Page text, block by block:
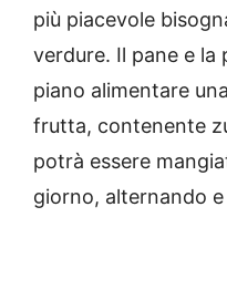
più piacevole
verdure. Il pane e la
piano alimentare
frutta, contenente
potrà essere
giorno, alternando